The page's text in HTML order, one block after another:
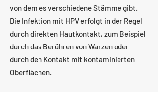
von dem es verschiedene Stämme gibt.
Die Infektion mit HPV erfolgt in der Regel
durch direkten Hautkontakt, zum Beispiel
durch das Berühren von Warzen oder
durch den Kontakt mit kontaminierten
Oberflächen.